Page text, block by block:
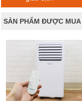
SẢN PHẨM ĐƯỢC MUA